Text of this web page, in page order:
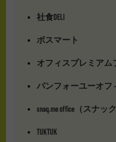
社食DELI
ボスマート
オフィスプレミアム
パンフォーユーオフ
snaq.me office（スナッ
TUKTUK